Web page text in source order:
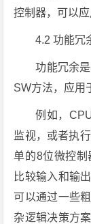
控制器，可以
4.2 功能冗
功能冗余
SW方法，应用
例如，
监视，或者执
单的8位微控制
比较输入和输
可以通过一些
杂逻辑决策方